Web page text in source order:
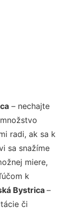
– nechajte
radi, ak sa k
sa snažíme
miere,
k
Bystrica –
či